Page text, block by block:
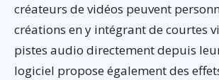
créateurs de vidéos peuvent
créations en y intégrant de courtes
pistes audio directement depuis
logiciel propose également des